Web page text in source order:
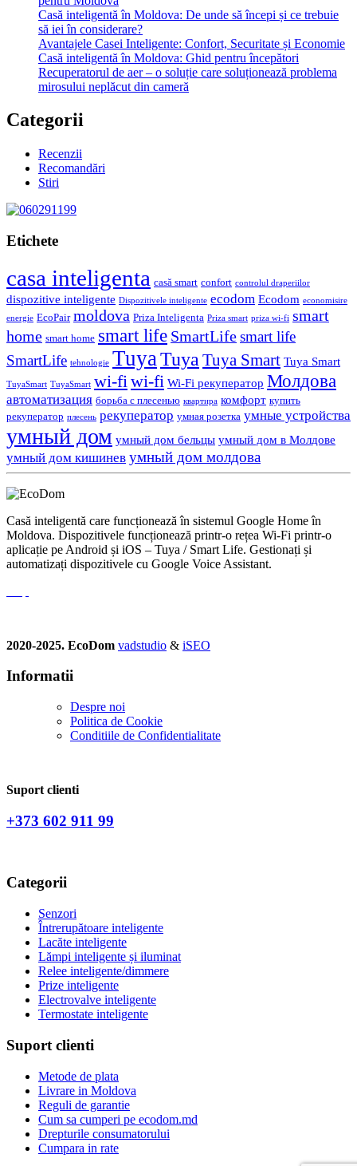
Casă inteligentă în Moldova: De unde să începi și ce trebuie
să iei în considerare?
Avantajele Casei Inteligente: Confort, Securitate și Economie
Casă inteligentă în Moldova: Ghid pentru începători
Recuperatorul de aer – o soluție care soluționează problema
mirosului neplăcut din cameră
Categorii
Recenzii
Recomandări
Stiri
Etichete
casa inteligenta casă smart confort controlul draperiilor
dispozitive inteligente Dispozitivele inteligente ecodom Ecodom economisire
energie EcoPair moldova Priza Inteligenta Priza smart priza wi-fi smart
home smart home smart life SmartLife smart life
SmartLife tehnologie Tuya Tuya Tuya Smart Tuya Smart
TuyaSmart TuyaSmart wi-fi wi-fi Wi-Fi рекуператор Молдова
автоматизация борьба с плесенью квартира комфорт купить
рекуператор плесень рекуператор умная розетка умные устройства
умный дом умный дом бельцы умный дом в Молдове
умный дом кишинев умный дом молдова
Casă inteligentă care funcționează în sistemul Google Home în
Moldova. Dispozitivele funcționează printr-o rețea Wi-Fi printr-o
aplicație pe Android și iOS – Tuya / Smart Life. Gestionați și
automatizați dispozitivele cu Google Voice Assistant.
2020-2025. EcoDom vadstudio & iSEO
Informatii
Despre noi
Politica de Сookie
Conditiile de Confidentialitate
Suport clienti
+373 602 911 99
Categorii
Senzori
Întrerupătoare inteligente
Lacăte inteligente
Lămpi inteligente și iluminat
Relee inteligente/dimmere
Prize inteligente
Electrovalve inteligente
Termostate inteligente
Suport clienti
Metode de plata
Livrare in Moldova
Reguli de garantie
Cum sa cumperi pe ecodom.md
Drepturile consumatorului
Cumpara in rate